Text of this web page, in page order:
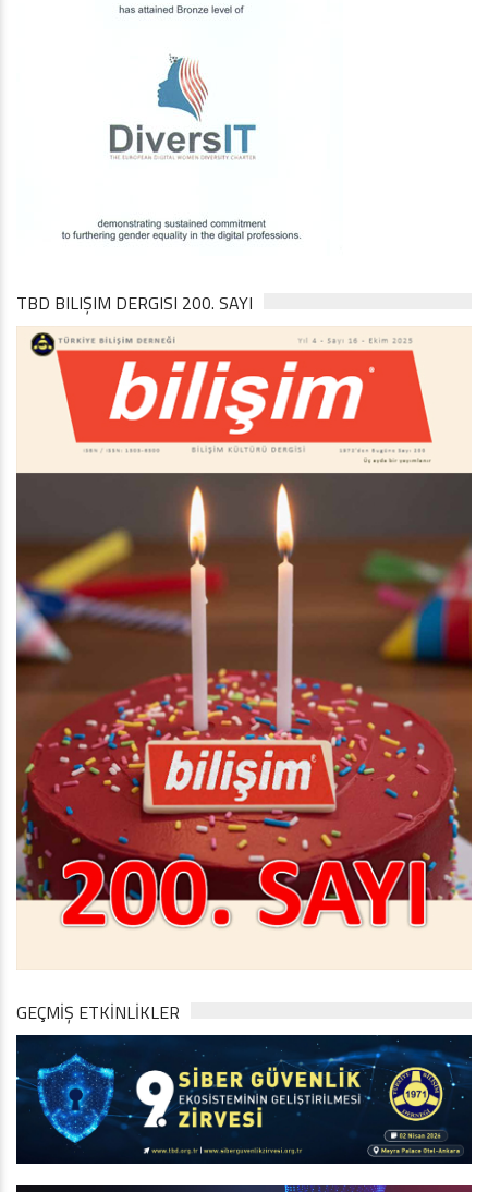
TBD BILIŞIM DERGISI 200. SAYI
GEÇMİŞ ETKİNLİKLER